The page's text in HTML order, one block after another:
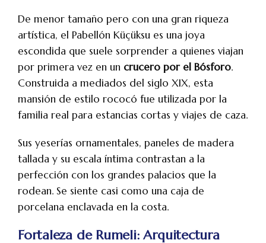
De menor tamaño pero con una gran riqueza
artística, el Pabellón Küçüksu es una joya
escondida que suele sorprender a quienes viajan
por primera vez en un crucero por el Bósforo.
Construida a mediados del siglo XIX, esta
mansión de estilo rococó fue utilizada por la
familia real para estancias cortas y viajes de caza.
Sus yeserías ornamentales, paneles de madera
tallada y su escala íntima contrastan a la
perfección con los grandes palacios que la
rodean. Se siente casi como una caja de
porcelana enclavada en la costa.
Fortaleza de Rumeli: Arquitectura